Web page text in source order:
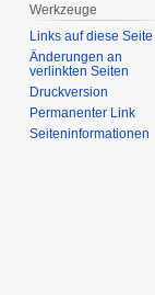
Werkzeuge
Links auf diese Seite
Änderungen an
verlinkten Seiten
Druckversion
Permanenter Link
Seiten­­informationen